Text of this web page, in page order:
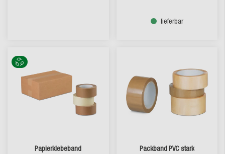
lieferbar
Papierklebeband
Packband PVC stark